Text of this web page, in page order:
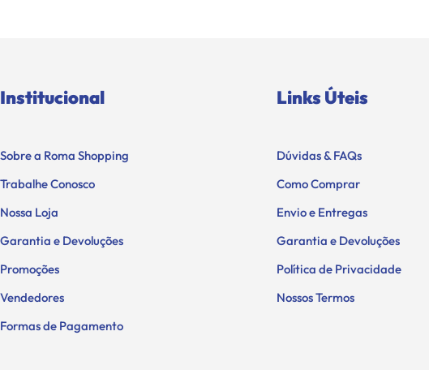
Institucional
Sobre a Roma Shopping
Trabalhe Conosco
Nossa Loja
Garantia e Devoluções
Promoções
Vendedores
Formas de Pagamento
Links Úteis
Dúvidas & FAQs
Como Comprar
Envio e Entregas
Garantia e Devoluções
Política de Privacidade
Nossos Termos